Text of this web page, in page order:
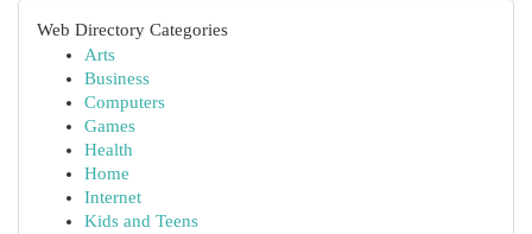
Web Directory Categories
Arts
Business
Computers
Games
Health
Home
Internet
Kids and Teens